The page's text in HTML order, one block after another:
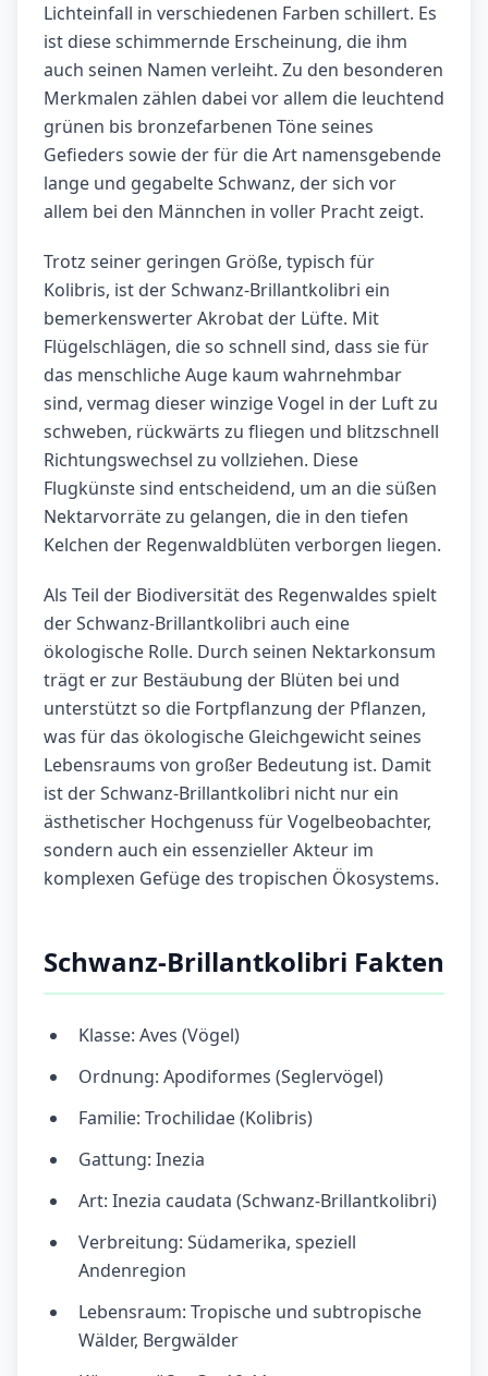
Lichteinfall in verschiedenen Farben schillert. Es
ist diese schimmernde Erscheinung, die ihm
auch seinen Namen verleiht. Zu den besonderen
Merkmalen zählen dabei vor allem die leuchtend
grünen bis bronzefarbenen Töne seines
Gefieders sowie der für die Art namensgebende
lange und gegabelte Schwanz, der sich vor
allem bei den Männchen in voller Pracht zeigt.
Trotz seiner geringen Größe, typisch für
Kolibris, ist der Schwanz-Brillantkolibri ein
bemerkenswerter Akrobat der Lüfte. Mit
Flügelschlägen, die so schnell sind, dass sie für
das menschliche Auge kaum wahrnehmbar
sind, vermag dieser winzige Vogel in der Luft zu
schweben, rückwärts zu fliegen und blitzschnell
Richtungswechsel zu vollziehen. Diese
Flugkünste sind entscheidend, um an die süßen
Nektarvorräte zu gelangen, die in den tiefen
Kelchen der Regenwaldblüten verborgen liegen.
Als Teil der Biodiversität des Regenwaldes spielt
der Schwanz-Brillantkolibri auch eine
ökologische Rolle. Durch seinen Nektarkonsum
trägt er zur Bestäubung der Blüten bei und
unterstützt so die Fortpflanzung der Pflanzen,
was für das ökologische Gleichgewicht seines
Lebensraums von großer Bedeutung ist. Damit
ist der Schwanz-Brillantkolibri nicht nur ein
ästhetischer Hochgenuss für Vogelbeobachter,
sondern auch ein essenzieller Akteur im
komplexen Gefüge des tropischen Ökosystems.
Schwanz-Brillantkolibri Fakten
Klasse: Aves (Vögel)
Ordnung: Apodiformes (Seglervögel)
Familie: Trochilidae (Kolibris)
Gattung: Inezia
Art: Inezia caudata (Schwanz-Brillantkolibri)
Verbreitung: Südamerika, speziell
Andenregion
Lebensraum: Tropische und subtropische
Wälder, Bergwälder